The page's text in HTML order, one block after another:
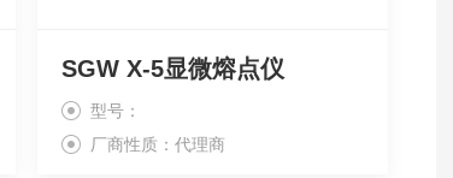
SGW X-5显微熔点仪
型号：
厂商性质：代理商